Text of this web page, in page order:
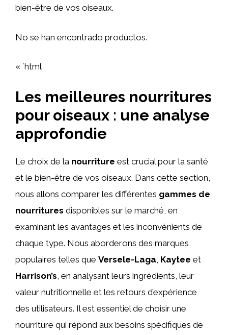
bien-être de vos oiseaux.
No se han encontrado productos.
« `html
Les meilleures nourritures
pour oiseaux : une analyse
approfondie
Le choix de la nourriture est crucial pour la santé
et le bien-être de vos oiseaux. Dans cette section,
nous allons comparer les différentes gammes de
nourritures disponibles sur le marché, en
examinant les avantages et les inconvénients de
chaque type. Nous aborderons des marques
populaires telles que Versele-Laga Kaytee et
Harrison’s , en analysant leurs ingrédients, leur
valeur nutritionnelle et les retours d’expérience
des utilisateurs. Il est essentiel de choisir une
nourriture qui répond aux besoins spécifiques de